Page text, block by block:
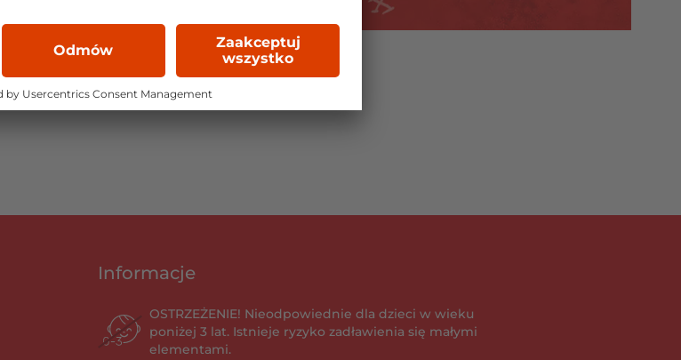
Informacje
OSTRZEŻENIE! Nieodpowiednie dla dzieci w wieku
poniżej 3 lat. Istnieje ryzyko zadławienia się małymi
elementami.